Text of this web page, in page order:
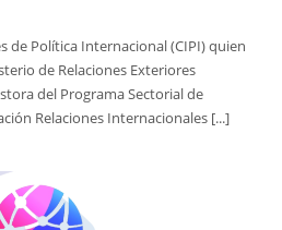
de Política Internacional (CIPI) quien
de Relaciones Exteriores
del Programa Sectorial de
Relaciones Internacionales [...]